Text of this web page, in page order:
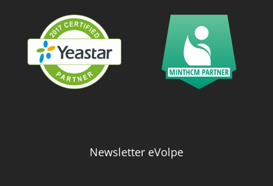
Newsletter eVolpe